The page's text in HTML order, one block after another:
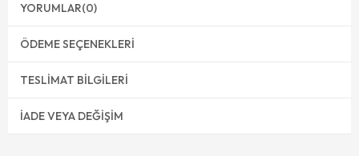
YORUMLAR(0)
ÖDEME SEÇENEKLERI
TESLIMAT BILGILERI
İADE VEYA DEĞIŞIM